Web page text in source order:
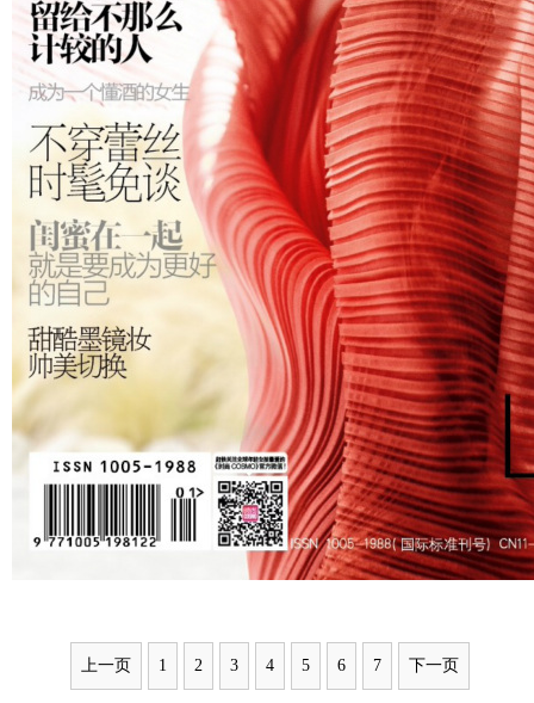
上一页 1 2 3 4 5 6 7 下一页